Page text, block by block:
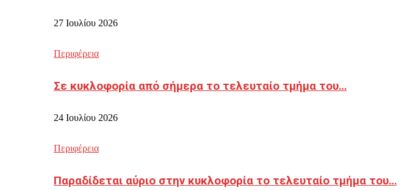
27 Ιουλίου 2026
Περιφέρεια
Σε κυκλοφορία από σήμερα το τελευταίο τμήμα του…
24 Ιουλίου 2026
Περιφέρεια
Παραδίδεται αύριο στην κυκλοφορία το τελευταίο τμήμα του…